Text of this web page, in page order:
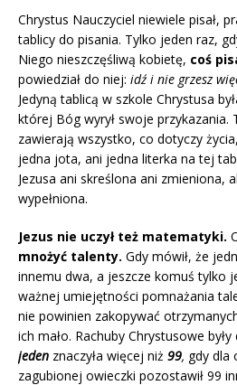
Chrystus Nauczyciel niewiele pisał,
tablicy do pisania. Tylko jeden raz,
Niego nieszczęśliwą kobietę, coś
powiedział do niej: idź i nie grzesz
Jedyną tablicą w szkole Chrystusa
której Bóg wyrył swoje przykazania.
zawierają wszystko, co dotyczy
jedna jota, ani jedna literka na tej
Jezusa ani skreślona ani zmieniona,
wypełniona.
Jezus nie uczył też matematyki.
mnożyć talenty. Gdy mówił, że
innemu dwa, a jeszcze komuś tylko
ważnej umiejętności pomnażania
nie powinien zakopywać
ich mało. Rachuby Chrystusowe
jeden znaczyła więcej niż 99, gdy dla
zagubionej owieczki pozostawił 99